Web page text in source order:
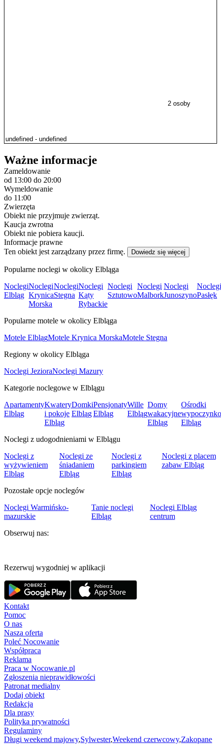
2 osoby
Ważne informacje
Zameldowanie
od 13:00 do 20:00
Wymeldowanie
do 11:00
Zwierzęta
Obiekt nie przyjmuje zwierząt.
Kaucja zwrotna
Obiekt nie pobiera kaucji.
Informacje prawne
Ten obiekt jest zarządzany przez firmę.
Dowiedz się więcej
Popularne noclegi w okolicy Elbląga
Noclegi
Elbląg
Noclegi
Krynica
Morska
Noclegi
Stegna
Noclegi
Kąty
Rybackie
Noclegi
Sztutowo
Noclegi
Malbork
Noclegi
Junoszyno
Noclegi
Pasłęk
Popularne motele w okolicy Elbląga
Motele ElblągMotele Krynica MorskaMotele Stegna
Regiony w okolicy Elbląga
Noclegi JezioraNoclegi Mazury
Kategorie noclegowe w Elblągu
Apartamenty
Elbląg
Kwatery
i pokoje
Elbląg
Domki
Elbląg
Pensjonaty
Elbląg
Wille
Elbląg
Domy
wakacyjne
Elbląg
Ośrodki
Elbląg
Noclegi z udogodnieniami w Elblągu
Noclegi z
wyżywieniem
Elbląg
Noclegi ze
śniadaniem
Elbląg
Noclegi z
parkingiem
Elbląg
Noclegi z placem
zabaw Elbląg
Pozostałe opcje noclegów
Noclegi Warmińsko-
mazurskie
Tanie noclegi
Elbląg
Noclegi Elbląg
centrum
Obserwuj nas:
Rezerwuj wygodniej w aplikacji
Kontakt
Pomoc
O nas
Nasza oferta
Poleć Nocowanie
Współpraca
Reklama
Praca w Nocowanie.pl
Zgłoszenia nieprawidłowości
Patronat medialny
Dodaj obiekt
Redakcja
Dla prasy
Polityka prywatności
Regulaminy
Długi weekend majowy,Sylwester,Weekend czerwcowy,Zakopane